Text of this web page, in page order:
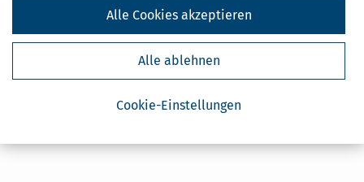
Cookie-Einstellungen
Alle ablehnen
Alle Cookies akzeptieren